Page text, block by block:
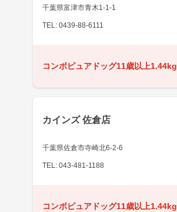
千葉県富津市青木1-1-1
TEL: 0439-88-6111
コンボピュアドッグ11歳以上1.44kg
カインズ 佐倉店
千葉県佐倉市寺崎北6-2-6
TEL: 043-481-1188
コンボピュアドッグ11歳以上1.44kg